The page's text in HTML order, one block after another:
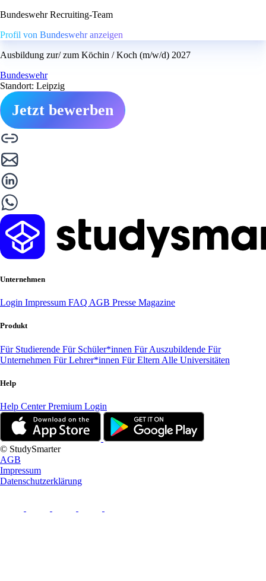
Bundeswehr Recruiting-Team
Profil von Bundeswehr anzeigen
Ausbildung zur/ zum Köchin / Koch (m/w/d) 2027
Bundeswehr
Standort: Leipzig
Jetzt bewerben
Unternehmen
Login Impressum FAQ AGB Presse Magazine
Produkt
Für Studierende Für Schüler*innen Für Auszubildende Für
Unternehmen Für Lehrer*innen Für Eltern Alle Universitäten
Help
Help CenterPremium Login
© StudySmarter
AGB
Impressum
Datenschutzerklärung